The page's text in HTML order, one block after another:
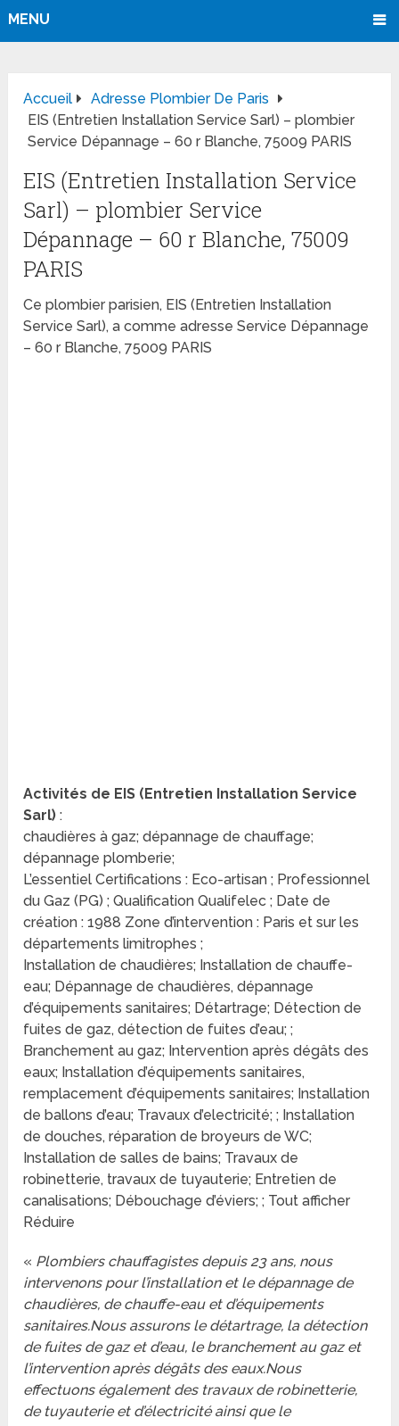
MENU
Accueil
Adresse Plombier De Paris
EIS (Entretien Installation Service Sarl) – plombier
Service Dépannage – 60 r Blanche, 75009 PARIS
EIS (Entretien Installation Service
Sarl) – plombier Service
Dépannage – 60 r Blanche, 75009
PARIS
Ce plombier parisien, EIS (Entretien Installation
Service Sarl), a comme adresse Service Dépannage
– 60 r Blanche, 75009 PARIS
Activités de EIS (Entretien Installation Service
Sarl) :
chaudières à gaz; dépannage de chauffage;
dépannage plomberie;
L’essentiel Certifications : Eco-artisan ; Professionnel
du Gaz (PG) ; Qualification Qualifelec ; Date de
création : 1988 Zone d’intervention : Paris et sur les
départements limitrophes ;
Installation de chaudières; Installation de chauffe-
eau; Dépannage de chaudières, dépannage
d’équipements sanitaires; Détartrage; Détection de
fuites de gaz, détection de fuites d’eau; ;
Branchement au gaz; Intervention après dégâts des
eaux; Installation d’équipements sanitaires,
remplacement d’équipements sanitaires; Installation
de ballons d’eau; Travaux d’electricité; ; Installation
de douches, réparation de broyeurs de WC;
Installation de salles de bains; Travaux de
robinetterie, travaux de tuyauterie; Entretien de
canalisations; Débouchage d’éviers; ; Tout afficher
Réduire
« Plombiers chauffagistes depuis 23 ans, nous
intervenons pour l’installation et le dépannage de
chaudières, de chauffe-eau et d’équipements
sanitaires.Nous assurons le détartrage, la détection
de fuites de gaz et d’eau, le branchement au gaz et
l’intervention après dégâts des eaux.Nous
effectuons également des travaux de robinetterie,
de tuyauterie et d’électricité ainsi que le